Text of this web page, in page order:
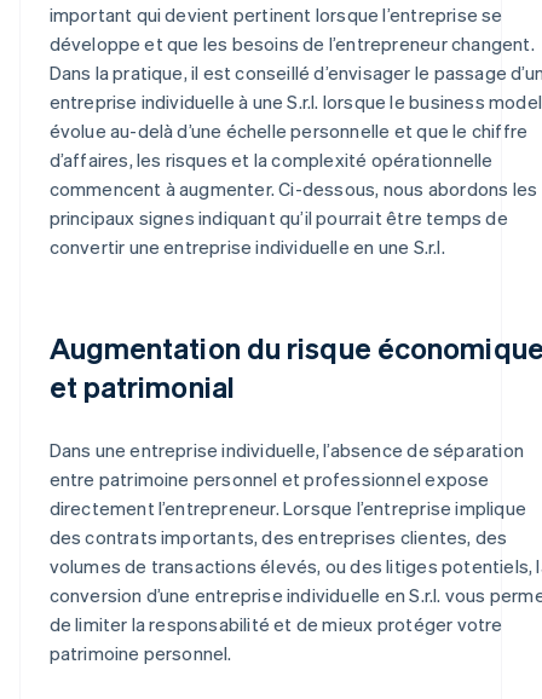
important qui devient pertinent lorsque l’entreprise se
développe et que les besoins de l’entrepreneur changent.
Dans la pratique, il est conseillé d’envisager le passage
entreprise individuelle à une S.r.l. lorsque le business model
évolue au-delà d’une échelle personnelle et que le chiffre
d’affaires, les risques et la complexité opérationnelle
commencent à augmenter. Ci-dessous, nous abordons les
principaux signes indiquant qu’il pourrait être temps de
convertir une entreprise individuelle en une S.r.l.
Augmentation du risque
et patrimonial
Dans une entreprise individuelle, l’absence de séparation
entre patrimoine personnel et professionnel expose
directement l’entrepreneur. Lorsque l’entreprise implique
des contrats importants, des entreprises clientes, des
volumes de transactions élevés, ou des litiges potentiels,
conversion d’une entreprise individuelle en S.r.l. vous
de limiter la responsabilité et de mieux protéger votre
patrimoine personnel.